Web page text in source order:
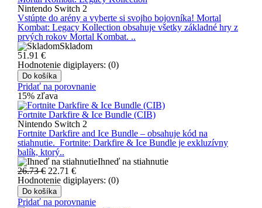
Nintendo Switch 2
Vstúpte do arény a vyberte si svojho bojovníka! Mortal
Kombat: Legacy Kollection obsahuje všetky základné hry z
prvých rokov Mortal Kombat. ..
Skladom
51.91 €
Hodnotenie digiplayers: (0)
Do košíka
Pridať na porovnanie
15% zľava
Fortnite Darkfire & Ice Bundle (CIB)
Nintendo Switch 2
Fortnite Darkfire and Ice Bundle – obsahuje kód na
stiahnutie. Fortnite: Darkfire & Ice Bundle je exkluzívny
balík, ktorý..
Ihneď na stiahnutie
26.73 € 22.71 €
Hodnotenie digiplayers: (0)
Do košíka
Pridať na porovnanie